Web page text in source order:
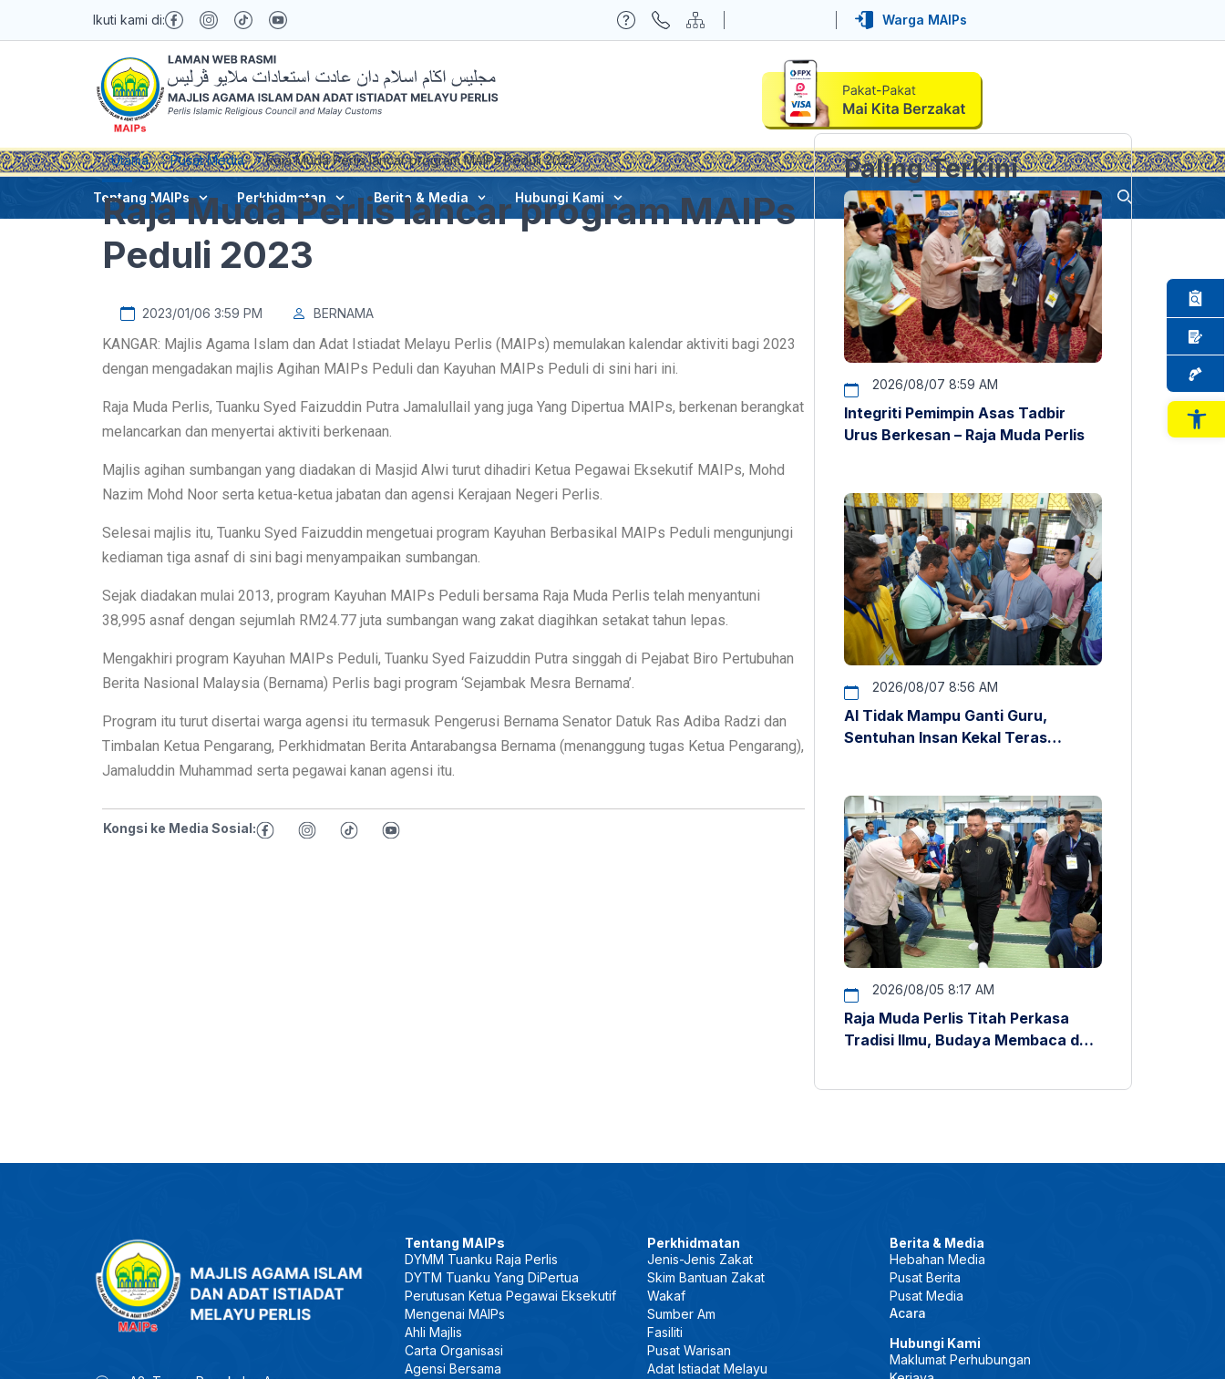
Ikuti kami di: Warga MAIPs
Tentang MAIPs Perkhidmatan Berita & Media Hubungi Kami
Utama Pusat Media Raja Muda Perlis lancar program MAIPs Peduli 2023
Raja Muda Perlis lancar program MAIPs
Peduli 2023
2023/01/06 3:59 PM BERNAMA
KANGAR: Majlis Agama Islam dan Adat Istiadat Melayu Perlis (MAIPs) memulakan kalendar aktiviti bagi 2023
dengan mengadakan majlis Agihan MAIPs Peduli dan Kayuhan MAIPs Peduli di sini hari ini.
Raja Muda Perlis, Tuanku Syed Faizuddin Putra Jamalullail yang juga Yang Dipertua MAIPs, berkenan berangkat
melancarkan dan menyertai aktiviti berkenaan.
Majlis agihan sumbangan yang diadakan di Masjid Alwi turut dihadiri Ketua Pegawai Eksekutif MAIPs, Mohd
Nazim Mohd Noor serta ketua-ketua jabatan dan agensi Kerajaan Negeri Perlis.
Selesai majlis itu, Tuanku Syed Faizuddin mengetuai program Kayuhan Berbasikal MAIPs Peduli mengunjungi
kediaman tiga asnaf di sini bagi menyampaikan sumbangan.
Sejak diadakan mulai 2013, program Kayuhan MAIPs Peduli bersama Raja Muda Perlis telah menyantuni
38,995 asnaf dengan sejumlah RM24.77 juta sumbangan wang zakat diagihkan setakat tahun lepas.
Mengakhiri program Kayuhan MAIPs Peduli, Tuanku Syed Faizuddin Putra singgah di Pejabat Biro Pertubuhan
Berita Nasional Malaysia (Bernama) Perlis bagi program ‘Sejambak Mesra Bernama’.
Program itu turut disertai warga agensi itu termasuk Pengerusi Bernama Senator Datuk Ras Adiba Radzi dan
Timbalan Ketua Pengarang, Perkhidmatan Berita Antarabangsa Bernama (menanggung tugas Ketua Pengarang),
Jamaluddin Muhammad serta pegawai kanan agensi itu.
Kongsi ke Media Sosial:
Paling Terkini
2026/08/07 8:59 AM
Integriti Pemimpin Asas Tadbir
Urus Berkesan – Raja Muda Perlis
2026/08/07 8:56 AM
AI Tidak Mampu Ganti Guru,
Sentuhan Insan Kekal Teras
2026/08/05 8:17 AM
Raja Muda Perlis Titah Perkasa
Tradisi Ilmu, Budaya Membaca dan
Tentang MAIPs
DYMM Tuanku Raja Perlis
DYTM Tuanku Yang DiPertua
Perutusan Ketua Pegawai Eksekutif
Mengenai MAIPs
Ahli Majlis
Carta Organisasi
Agensi Bersama
Perkhidmatan
Jenis-Jenis Zakat
Skim Bantuan Zakat
Wakaf
Sumber Am
Fasiliti
Pusat Warisan
Adat Istiadat Melayu
Berita & Media
Hebahan Media
Pusat Berita
Pusat Media
Acara
Hubungi Kami
Maklumat Perhubungan